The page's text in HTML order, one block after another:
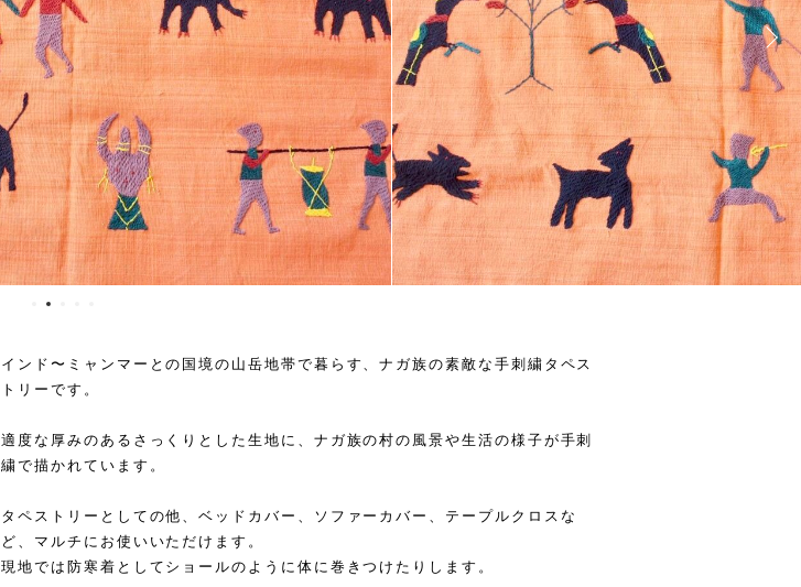
インド〜ミャンマーとの国境の山岳地帯で暮らす、ナガ族の素敵な手刺繍タペス
トリーです。
適度な厚みのあるさっくりとした生地に、ナガ族の村の風景や生活の様子が手刺
繍で描かれています。
タペストリーとしての他、ベッドカバー、ソファーカバー、テープルクロスな
ど、マルチにお使いいただけます。
現地では防寒着としてショールのように体に巻きつけたりします。